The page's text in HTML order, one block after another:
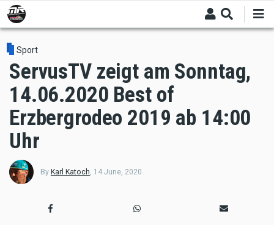
Skip
to
main
content
Sport
ServusTV zeigt am Sonntag,
14.06.2020 Best of
Erzbergrodeo 2019 ab 14:00
Uhr
By Karl Katoch 14 June, 2020